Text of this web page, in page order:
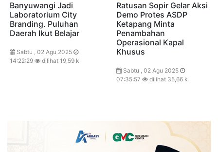
Banyuwangi Jadi
Laboratorium City
Branding. Puluhan
Daerah Ikut Belajar
Sabtu , 02 Agu 2025
14:22:29
dilihat 19,59 k
Ratusan Sopir Gelar Aksi
Demo Protes ASDP
Ketapang Minta
Penambahan
Operasional Kapal
Khusus
Sabtu , 02 Agu 2025
07:35:57
dilihat 35,66 k